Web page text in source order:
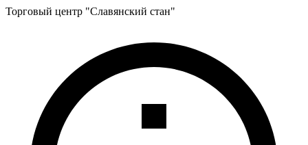
Торговый центр "Славянский стан"